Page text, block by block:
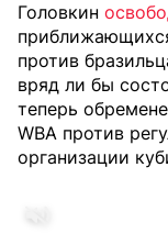
Головкин
против
вряд ли бы
теперь
WBA против
организации